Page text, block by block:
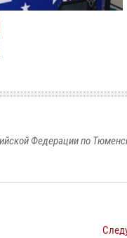
Федерации по